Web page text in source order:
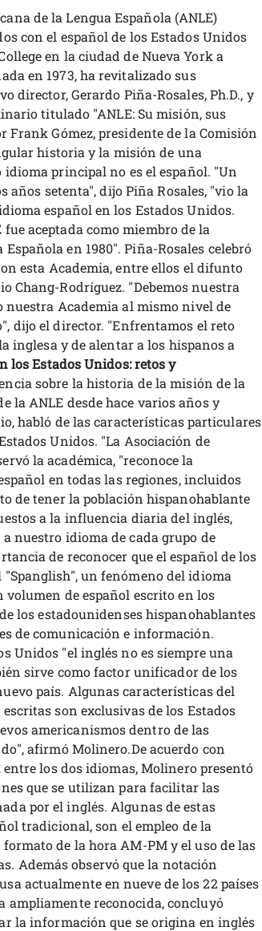
de la Lengua Española (ANLE)
con el español de los Estados Unidos
en la ciudad de Nueva York a
en 1973, ha revitalizado sus
director, Gerardo Piña-Rosales, Ph.D., y
titulado "ANLE: Su misión, sus
Frank Gómez, presidente de la Comisión
historia y la misión de una
principal no es el español. "Un
setenta", dijo Piña Rosales, "vio la
español en los Estados Unidos.
fue aceptada como miembro de la
en 1980". Piña-Rosales celebró
esta Academia, entre ellos el difunto
Chang-Rodríguez. "Debemos nuestra
nuestra Academia al mismo nivel de
dijo el director. "Enfrentamos el reto
inglesa y de alentar a los hispanos a
los Estados Unidos: retos y
sobre la historia de la misión de la
la ANLE desde hace varios años y
habló de las características particulares
Unidos. "La Asociación de
la académica, "reconoce la
en todas las regiones, incluidos
de tener la población hispanohablante
a la influencia diaria del inglés,
nuestro idioma de cada grupo de
de reconocer que el español de los
un fenómeno del idioma
volumen de español escrito en los
los estadounidenses hispanohablantes
de comunicación e información.
Unidos "el inglés no es siempre una
sirve como factor unificador de los
país. Algunas características del
son exclusivas de los Estados
americanismos dentro de las
afirmó Molinero.De acuerdo con
los dos idiomas, Molinero presentó
que se utilizan para facilitar las
por el inglés. Algunas de estas
tradicional, son el empleo de la
de la hora AM-PM y el uso de las
Además observó que la notación
actualmente en nueve de los 22 países
reconocida, concluyó
la información que se origina en inglés